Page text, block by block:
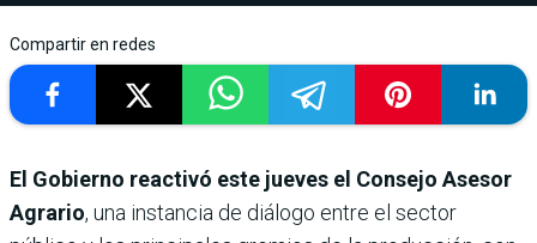
Compartir en redes
El Gobierno reactivó este jueves el Consejo Asesor
Agrario, una instancia de diálogo entre el sector